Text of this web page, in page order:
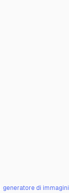
generatore di immagini